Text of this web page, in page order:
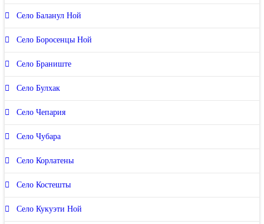
Село Баланул Ной
Село Боросенцы Ной
Село Браниште
Село Булхак
Село Чепария
Село Чубара
Село Корлатены
Село Костешты
Село Кукуэти Ной